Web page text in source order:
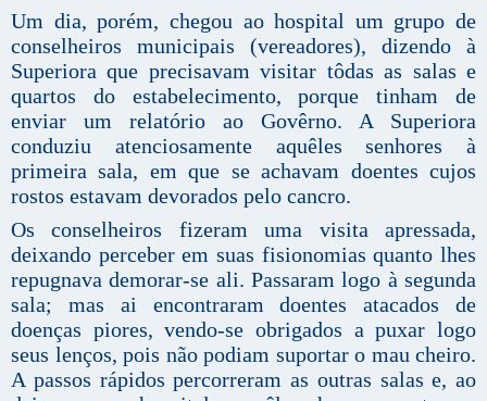
Um dia, porém, chegou ao hospital um grupo de
conselheiros municipais (vereadores), dizendo à
Superiora que precisavam visitar tôdas as salas e
quartos do estabelecimento, porque tinham de
enviar um relatório ao Govêrno. A Superiora
conduziu atenciosamente aquêles senhores à
primeira sala, em que se achavam doentes cujos
rostos estavam devorados pelo cancro.
Os conselheiros fizeram uma visita apressada,
deixando perceber em suas fisionomias quanto lhes
repugnava demorar-se ali. Passaram logo à segunda
sala; mas ai encontraram doentes atacados de
doenças piores, vendo-se obrigados a puxar logo
seus lenços, pois não podiam suportar o mau cheiro.
A passos rápidos percorreram as outras salas e, ao